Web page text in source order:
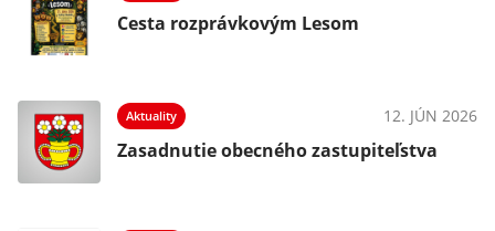
Cesta rozprávkovým Lesom
Aktuality 12. JÚN 2026
Zasadnutie obecného zastupiteľstva